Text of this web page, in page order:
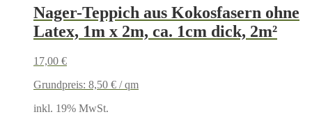
Nager-Teppich aus Kokosfasern ohne
Latex, 1m x 2m, ca. 1cm dick, 2m²
17,00 €
Grundpreis: 8,50 € /qm
inkl. 19% MwSt.